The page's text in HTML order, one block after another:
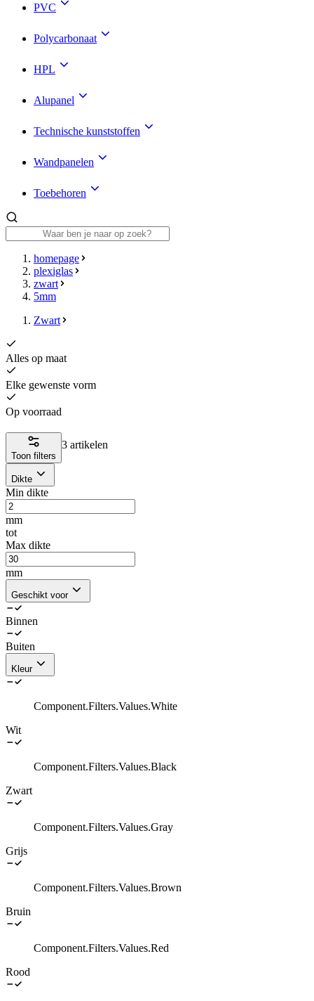
PVC
Polycarbonaat
HPL
Alupanel
Technische kunststoffen
Wandpanelen
Toebehoren
homepage
plexiglas
zwart
5mm
Zwart
Alles op maat
Elke gewenste vorm
Op voorraad
Toon filters
3 artikelen
Dikte
Min dikte
mm
tot
Max dikte
mm
Geschikt voor
Binnen
Buiten
Kleur
Component.Filters.Values.White
Wit
Component.Filters.Values.Black
Zwart
Component.Filters.Values.Gray
Grijs
Component.Filters.Values.Brown
Bruin
Component.Filters.Values.Red
Rood